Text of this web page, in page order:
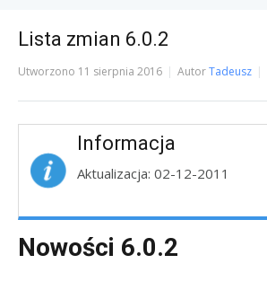
Lista zmian 6.0.2
Utworzono 11 sierpnia 2016 AutorTadeusz
Informacja
Aktualizacja: 02-12-2011
Nowości 6.0.2